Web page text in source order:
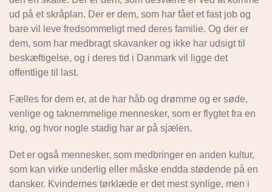
ud på et skråplan. Der er dem, som har fået et fast job og
bare vil leve fredsommeligt med deres familie. Og der er
dem, som har medbragt skavanker og ikke har udsigt til
beskæftigelse, og i deres tid i Danmark vil ligge det
offentlige til last.
Fælles for dem er, at de har håb og drømme og er søde,
venlige og taknemmelige mennesker, som er flygtet fra en
krig, og hvor nogle stadig har ar på sjælen.
Det er også mennesker, som medbringer en anden kultur,
som kan virke underlig eller måske endda stødende på en
dansker. Kvindernes tørklæde er det mest synlige, men i